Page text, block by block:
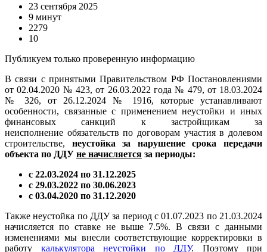
23 сентября 2025
9 минут
2279
10
Публикуем только проверенную информацию
В связи с принятыми Правительством РФ Постановлениями
от 02.04.2020 № 423, от 26.03.2022 года № 479, от 18.03.2024
№ 326, от 26.12.2024 № 1916, которые устанавливают
особенности, связанные с применением неустойки и иных
финансовых санкций к застройщикам за
неисполнение обязательств по договорам участия в долевом
строительстве, неустойка за нарушение срока передачи
объекта по ДДУ не начисляется за периоды:
с 22.03.2024 по 31.12.2025
с 29.03.2022 по 30.06.2023
с 03.04.2020 по 31.12.2020
Также неустойка по ДДУ за период с 01.07.2023 по 21.03.2024
начисляется по ставке не выше 7.5%. В связи с данными
изменениями мы внесли соответствующие корректировки в
работу калькулятора неустойки по ДДУ. Поэтому при